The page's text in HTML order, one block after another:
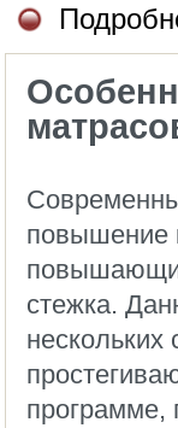
повышение
стежка.
программе,